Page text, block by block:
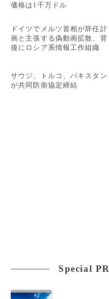
価格は1千万ドル
ドイツでメルツ首相が辞任計
画と主張する偽動画拡散、背
後にロシア系情報工作組織
サウジ、トルコ、パキスタン
が共同防衛協定締結
Special PR